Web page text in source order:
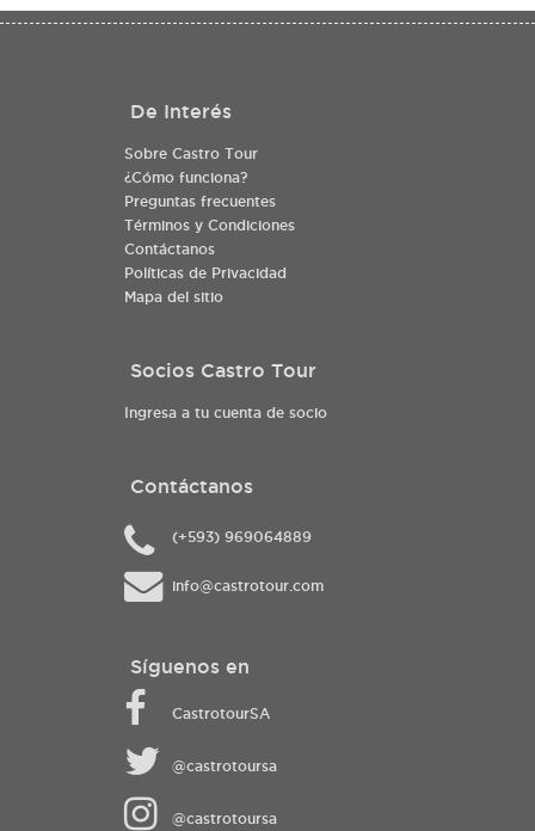
De Interés
Sobre Castro Tour
¿Cómo funciona?
Preguntas frecuentes
Términos y Condiciones
Contáctanos
Políticas de Privacidad
Mapa del sitio
Socios Castro Tour
Ingresa a tu cuenta de socio
Contáctanos
(+593) 969064889
info@castrotour.com
Síguenos en
CastrotourSA
@castrotoursa
@castrotoursa